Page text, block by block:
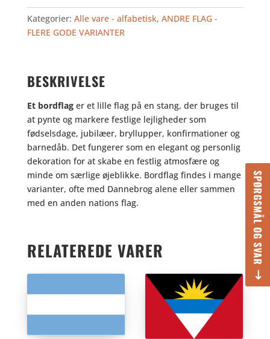
SPØRGSMÅL OG SVAR
antal
Kategorier: Alle vare - alfabetisk, ANDRE FLAG -
FLERE GODE VARIANTER
BESKRIVELSE
Et bordflager et lille flag på en stang, der bruges til
at pynte og markere festlige lejligheder som
fødselsdage, jubilæer, bryllupper, konfirmationer og
barnedåb. Det fungerer som en elegant og personlig
dekoration for at skabe en festlig atmosfære og
minde om særlige øjeblikke. Bordflag findes i mange
varianter, ofte med Dannebrog alene eller sammen
med en anden nations flag.
RELATEREDE VARER